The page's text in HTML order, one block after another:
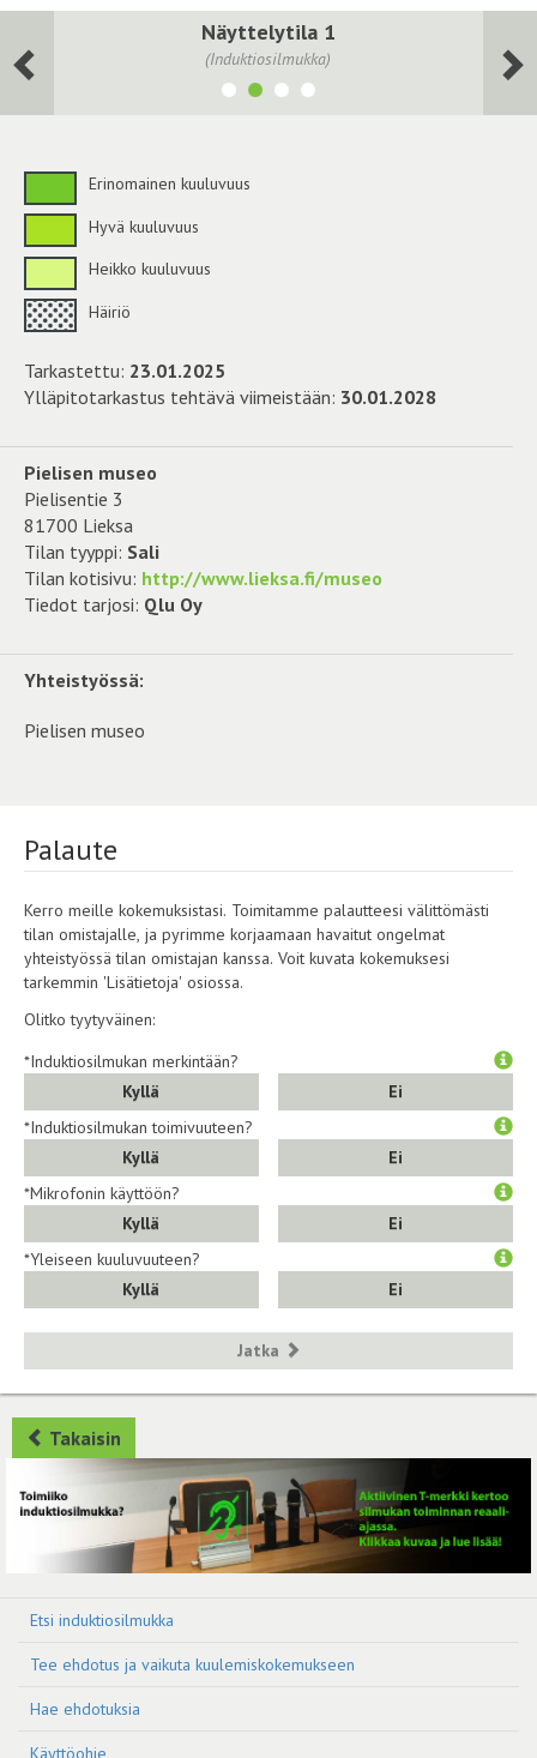
Näyttelytila 1
(Induktiosilmukka)
Erinomainen kuuluvuus
Hyvä kuuluvuus
Heikko kuuluvuus
Häiriö
Tarkastettu: 23.01.2025
Ylläpitotarkastus tehtävä viimeistään: 30.01.2028
Pielisen museo
Pielisentie 3
81700 Lieksa
Tilan tyyppi: Sali
Tilan kotisivu: http://www.lieksa.fi/museo
Tiedot tarjosi: Qlu Oy
Yhteistyössä:
Pielisen museo
Palaute
Kerro meille kokemuksistasi. Toimitamme palautteesi välittömästi
tilan omistajalle, ja pyrimme korjaamaan havaitut ongelmat
yhteistyössä tilan omistajan kanssa. Voit kuvata kokemuksesi
tarkemmin 'Lisätietoja' osiossa.
Olitko tyytyväinen:
*Induktiosilmukan merkintään?
Kyllä
Ei
*Induktiosilmukan toimivuuteen?
Kyllä
Ei
*Mikrofonin käyttöön?
Kyllä
Ei
*Yleiseen kuuluvuuteen?
Kyllä
Ei
Jatka
Takaisin
Etsi induktiosilmukka
Tee ehdotus ja vaikuta kuulemiskokemukseen
Hae ehdotuksia
Käyttöohje